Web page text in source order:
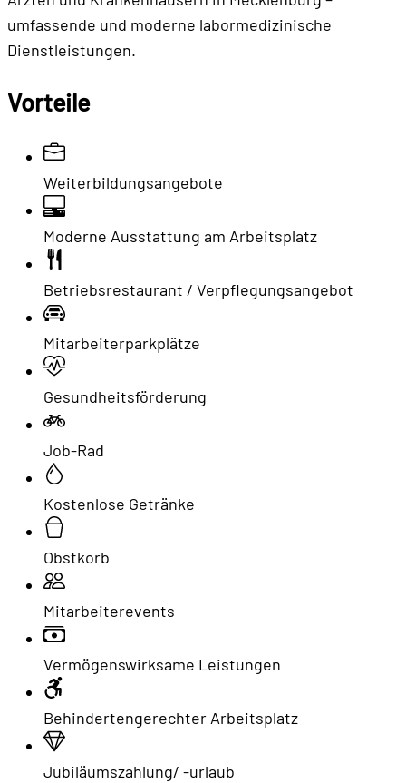
umfassende und moderne labormedizinische
Dienstleistungen.
Vorteile
Weiterbildungsangebote
Moderne Ausstattung am Arbeitsplatz
Betriebsrestaurant / Verpflegungsangebot
Mitarbeiterparkplätze
Gesundheitsförderung
Job-Rad
Kostenlose Getränke
Obstkorb
Mitarbeiterevents
Vermögenswirksame Leistungen
Behindertengerechter Arbeitsplatz
Jubiläumszahlung/ -urlaub